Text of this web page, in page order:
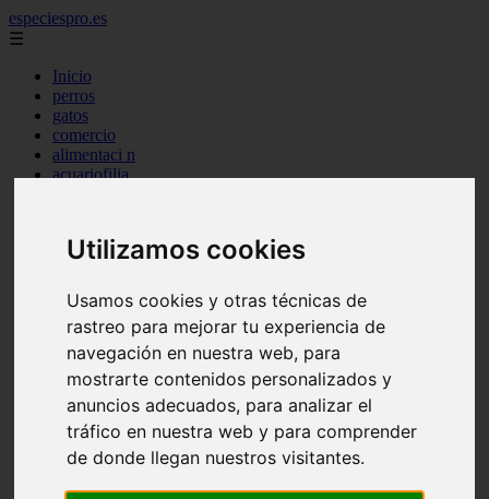
Utilizamos cookies
Usamos cookies y otras técnicas de
rastreo para mejorar tu experiencia de
navegación en nuestra web, para
mostrarte contenidos personalizados y
anuncios adecuados, para analizar el
tráfico en nuestra web y para comprender
de donde llegan nuestros visitantes.
especiespro.es
☰
Inicio
perros
gatos
comercio
alimentaci n
acuariofilia
ventas
aves
marketing
bienestar
peque os mam feros
legislaci n
peluquer a
accesorios
peluquer a canina
complementos
consejos